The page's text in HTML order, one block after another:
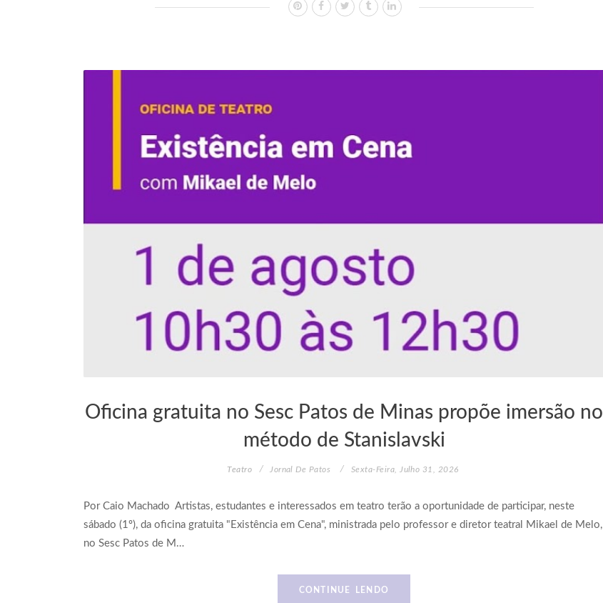
Oficina gratuita no Sesc Patos de Minas propõe imersão no
método de Stanislavski
Teatro Jornal De Patos Sexta-Feira, Julho 31, 2026
Por Caio Machado Artistas, estudantes e interessados em teatro terão a oportunidade de participar, neste
sábado (1º), da oficina gratuita "Existência em Cena", ministrada pelo professor e diretor teatral Mikael de Melo,
no Sesc Patos de M…
CONTINUE LENDO